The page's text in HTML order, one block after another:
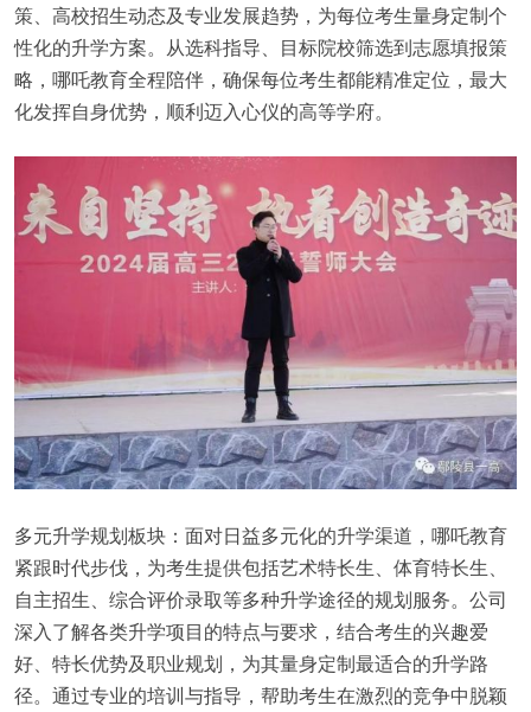
策、高校招生动态及专业发展趋势，为每位考生量身定制个
性化的升学方案。从选科指导、目标院校筛选到志愿填报策
略，哪吒教育全程陪伴，确保每位考生都能精准定位，最大
化发挥自身优势，顺利迈入心仪的高等学府。
多元升学规划板块：面对日益多元化的升学渠道，哪吒教育
紧跟时代步伐，为考生提供包括艺术特长生、体育特长生、
自主招生、综合评价录取等多种升学途径的规划服务。公司
深入了解各类升学项目的特点与要求，结合考生的兴趣爱
好、特长优势及职业规划，为其量身定制最适合的升学路
径。通过专业的培训与指导，帮助考生在激烈的竞争中脱颖